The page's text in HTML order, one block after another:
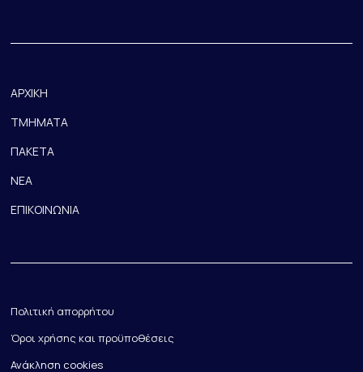
ΑΡΧΙΚΗ
ΤΜΗΜΑΤΑ
ΠΑΚΕΤΑ
ΝΕΑ
ΕΠΙΚΟΙΝΩΝΙΑ
Πολιτική απορρήτου
Όροι χρήσης και προϋποθέσεις
Ανάκληση cookies